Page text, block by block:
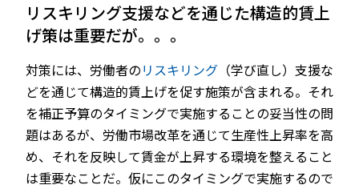
リスキリング支援などを通じた構造的賃上
げ策は重要だが。。。
対策には、労働者のリスキリング （学び直し）支援な
どを通じて構造的賃上げを促す施策が含まれる。それ
を補正予算のタイミングで実施することの妥当性の問
題はあるが、労働市場改革を通じて生産性上昇率を高
め、それを反映して賃金が上昇する環境を整えること
は重要なことだ。仮にこのタイミングで実施するので